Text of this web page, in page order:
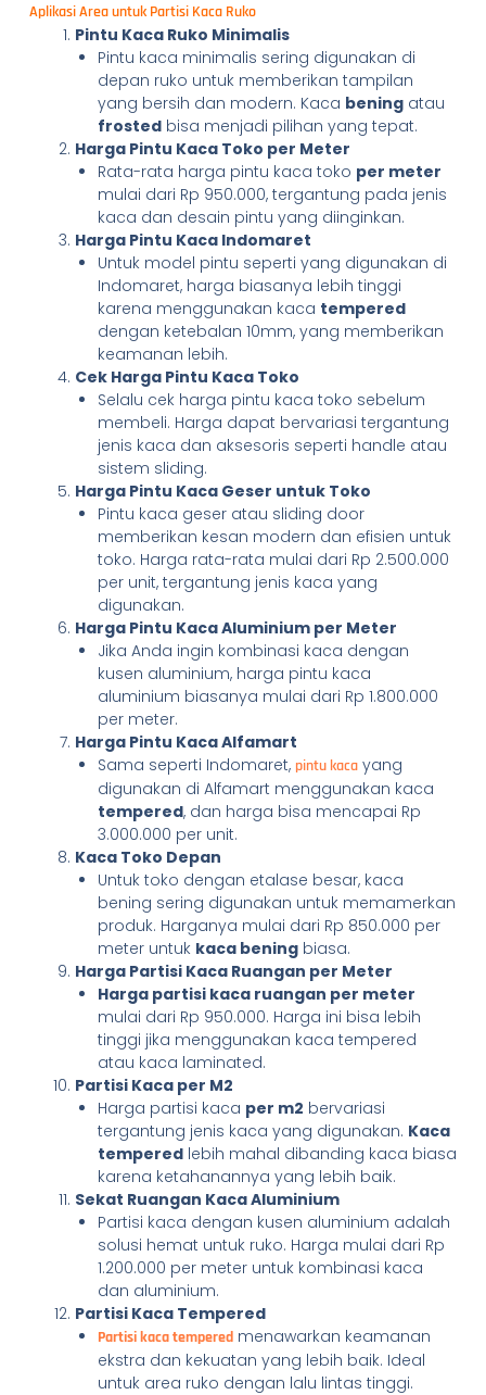
Aplikasi Area untuk Partisi Kaca Ruko
Pintu Kaca Ruko Minimalis
Pintu kaca minimalis sering digunakan di
depan ruko untuk memberikan tampilan
yang bersih dan modern. Kaca beningatau
frostedbisa menjadi pilihan yang tepat.
Harga Pintu Kaca Toko per Meter
Rata-rata harga pintu kaca toko per meter
mulai dari Rp 950.000, tergantung pada jenis
kaca dan desain pintu yang diinginkan.
Harga Pintu Kaca Indomaret
Untuk model pintu seperti yang digunakan di
Indomaret, harga biasanya lebih tinggi
karena menggunakan kaca tempered
dengan ketebalan 10mm, yang memberikan
keamanan lebih.
Cek Harga Pintu Kaca Toko
Selalu cek harga pintu kaca toko sebelum
membeli. Harga dapat bervariasi tergantung
jenis kaca dan aksesoris seperti handle atau
sistem sliding.
Harga Pintu Kaca Geser untuk Toko
Pintu kaca geser atau sliding door
memberikan kesan modern dan efisien untuk
toko. Harga rata-rata mulai dari Rp 2.500.000
per unit, tergantung jenis kaca yang
digunakan.
Harga Pintu Kaca Aluminium per Meter
Jika Anda ingin kombinasi kaca dengan
kusen aluminium, harga pintu kaca
aluminium biasanya mulai dari Rp 1.800.000
per meter.
Harga Pintu Kaca Alfamart
Sama seperti Indomaret, pintu kacayang
digunakan di Alfamart menggunakan kaca
tempered, dan harga bisa mencapai Rp
3.000.000 per unit.
Kaca Toko Depan
Untuk toko dengan etalase besar, kaca
bening sering digunakan untuk memamerkan
produk. Harganya mulai dari Rp 850.000 per
meter untuk kaca beningbiasa.
Harga Partisi Kaca Ruangan per Meter
Harga partisi kaca ruangan per meter
mulai dari Rp 950.000. Harga ini bisa lebih
tinggi jika menggunakan kaca tempered
atau kaca laminated.
Partisi Kaca per M2
Harga partisi kaca per m2 bervariasi
tergantung jenis kaca yang digunakan. Kaca
temperedlebih mahal dibanding kaca biasa
karena ketahanannya yang lebih baik.
Sekat Ruangan Kaca Aluminium
Partisi kaca dengan kusen aluminium adalah
solusi hemat untuk ruko. Harga mulai dari Rp
1.200.000 per meter untuk kombinasi kaca
dan aluminium.
Partisi Kaca Tempered
Partisi kaca temperedmenawarkan keamanan
ekstra dan kekuatan yang lebih baik. Ideal
untuk area ruko dengan lalu lintas tinggi.